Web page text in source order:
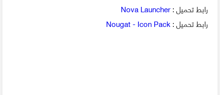
رابط تحميل :Nova Launcher
رابط تحميل :Nougat - Icon Pack